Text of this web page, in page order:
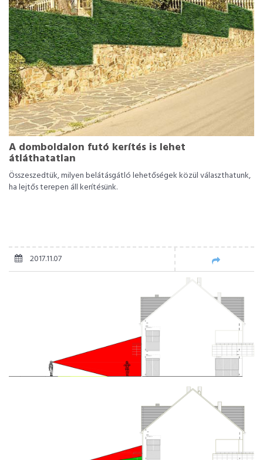
A domboldalon futó kerítés is lehet
átláthatatlan
Összeszedtük, milyen belátásgátló lehetőségek közül választhatunk,
ha lejtős terepen áll kerítésünk.
2017.11.07